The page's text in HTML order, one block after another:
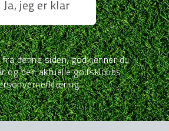
Ja, jeg er klar
fra denne siden, godkjenner du
og den aktuelle golfsklubbs